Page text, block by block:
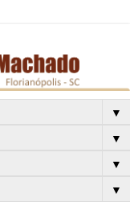
▼
▼
▼
▼